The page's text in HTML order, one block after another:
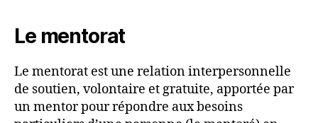
Le mentorat
Le mentorat est une relation interpersonnelle
de soutien, volontaire et gratuite, apportée par
un mentor pour répondre aux besoins